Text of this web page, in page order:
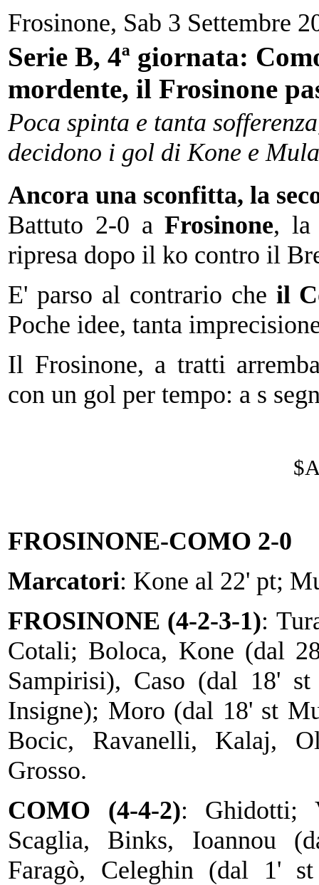
Frosinone, Sab 3 Settembre
Serie B, 4ª giornata:
mordente, il Frosinone
Poca spinta e tanta
decidono i gol di Kone e
Ancora una sconfitta, la
Battuto 2-0 aFrosinone, la
ripresa dopo il ko contro il
E' parso al contrario che il
Poche idee, tanta
Il Frosinone, a tratti
con un gol per tempo: a s
FROSINONE-COMO 2-0
Marcatori: Kone al 22' pt;
FROSINONE (4-2-3-1):
Cotali; Boloca, Kone (dal
Sampirisi), Caso (dal 18'
Insigne); Moro (dal 18' st
Bocic, Ravanelli, Kalaj,
Grosso.
COMO (4-4-2): Ghidotti;
Scaglia, Binks, Ioannou
Faragò, Celeghin (dal 1'